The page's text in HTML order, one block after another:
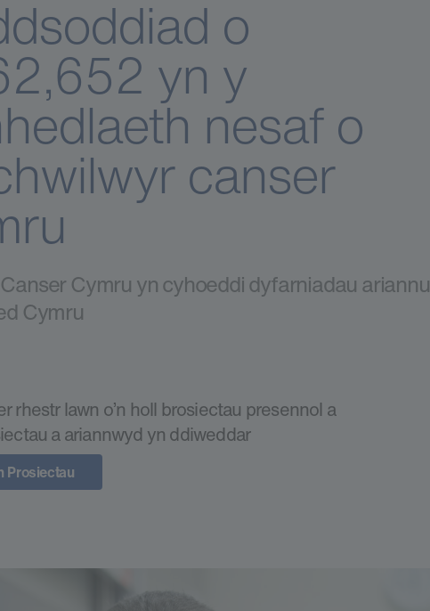
o
yn y
nesaf o
canser
Cymru yn cyhoeddi dyfarniadau ariannu
Cymru
rhestr lawn o’n holl brosiectau presennol a
a ariannwyd yn ddiweddar
Prosiectau